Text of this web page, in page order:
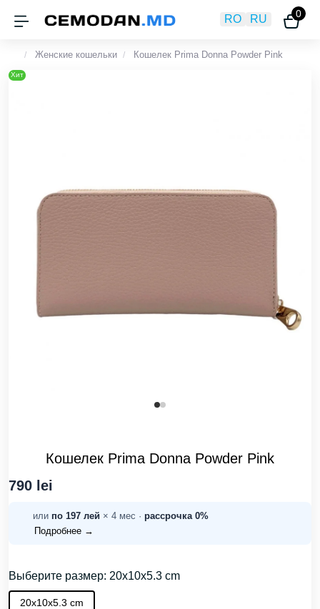
RO RU 0
Женские кошельки Кошелек Prima Donna Powder Pink
Хит
Кошелек Prima Donna Powder Pink
790 lei
или по 197 лей × 4 мес · рассрочка 0%
Подробнее →
Выберите размер: 20x10x5.3 cm
20x10x5.3 cm